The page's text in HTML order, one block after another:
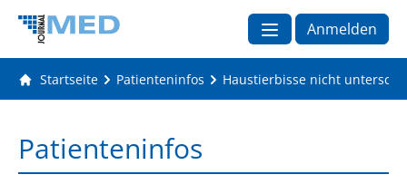
Anmelden
Startseite Patienteninfos Haustierbisse nicht
Patienteninfos